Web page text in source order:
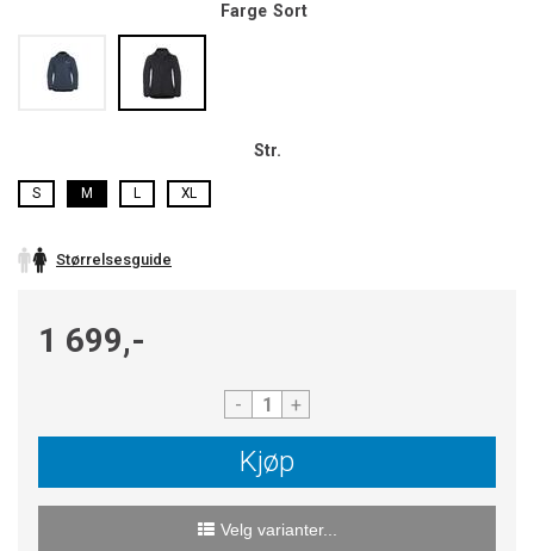
Farge Sort
Str.
S M L XL
Størrelsesguide
1 699,-
- +
Kjøp
Velg varianter...